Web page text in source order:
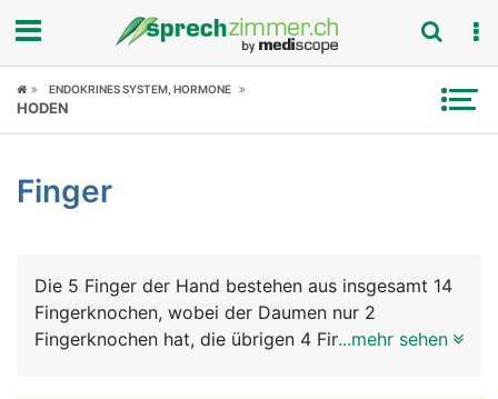
Fokus
Symptome
News
ENDOKRINES SYSTEM, HORMONE
HODEN
Finger
Die 5 Finger der Hand bestehen aus insgesamt 14
Fingerknochen, wobei der Daumen nur 2
Fingerknochen hat, die übrigen 4 Finger haben
...mehr sehen